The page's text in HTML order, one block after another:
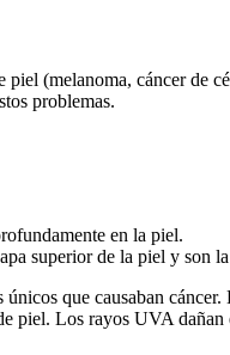
(melanoma, cáncer de
problemas.
en la piel.
superior de la piel y son la
que causaban
piel. Los rayos UVA